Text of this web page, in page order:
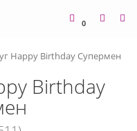
0
Happy Birthday Супермен
Birthday